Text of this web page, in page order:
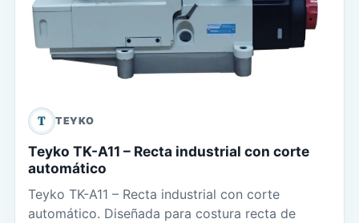
T TEYKO
Teyko TK-A11 – Recta industrial con corte
automático
Teyko TK-A11 – Recta industrial con corte
automático. Diseñada para costura recta de